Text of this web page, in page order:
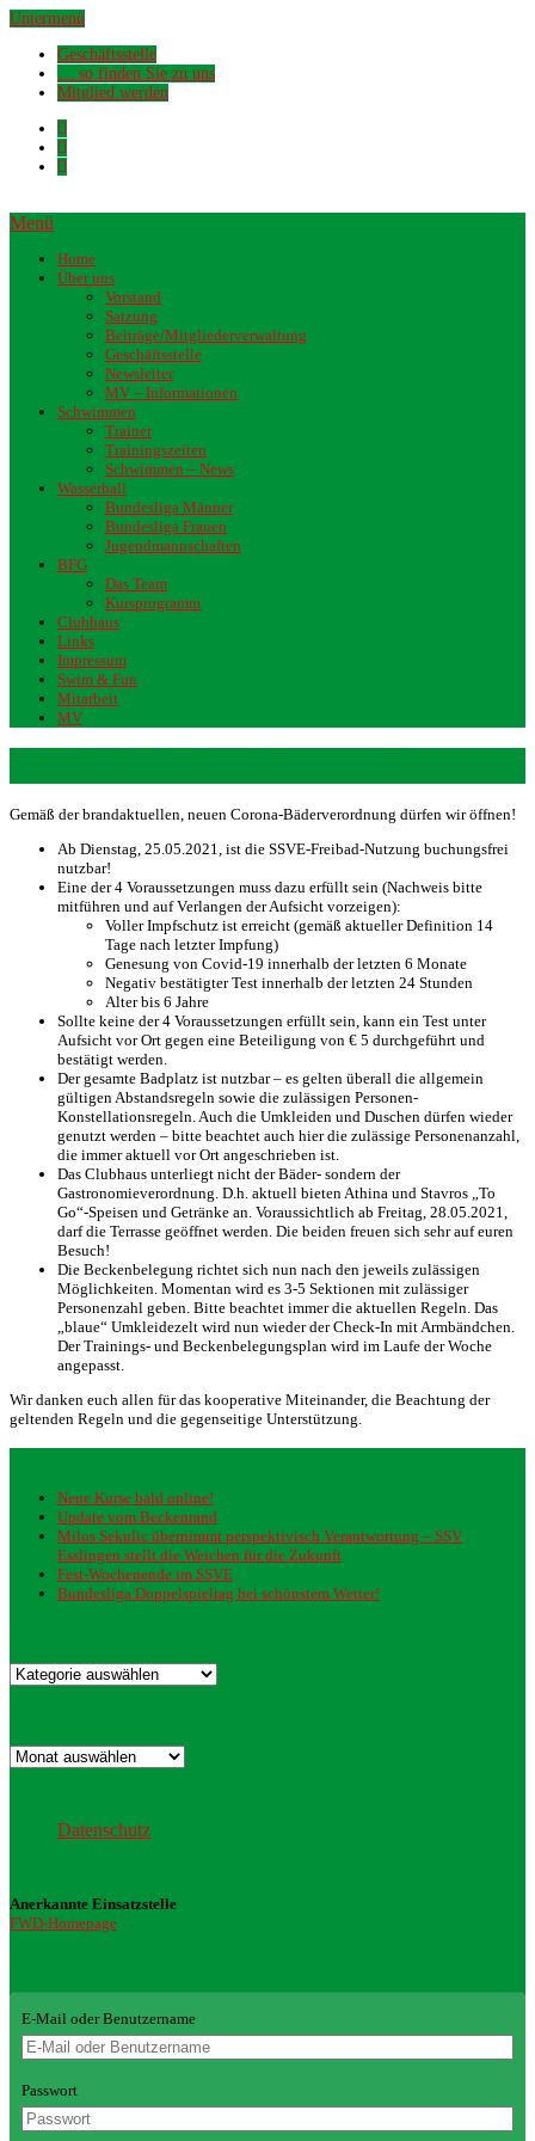
Untermenü
Geschäftsstelle
… so finden Sie zu uns
Mitglied werden
Menü
Home
Über uns
Vorstand
Satzung
Beiträge/Mitgliederverwaltung
Geschäftsstelle
Newsletter
MV – Informationen
Schwimmen
Trainer
Trainingszeiten
Schwimmen – News
Wasserball
Bundesliga Männer
Bundesliga Frauen
Jugendmannschaften
BFG
Das Team
Kursprogramm
Clubhaus
Links
Impressum
Swim & Fun
Mitarbeit
MV
Gemäß der brandaktuellen, neuen Corona-Bäderverordnung dürfen wir öffnen!
Ab Dienstag, 25.05.2021, ist die SSVE-Freibad-Nutzung buchungsfrei
nutzbar!
Eine der 4 Voraussetzungen muss dazu erfüllt sein (Nachweis bitte
mitführen und auf Verlangen der Aufsicht vorzeigen):
Voller Impfschutz ist erreicht (gemäß aktueller Definition 14
Tage nach letzter Impfung)
Genesung von Covid-19 innerhalb der letzten 6 Monate
Negativ bestätigter Test innerhalb der letzten 24 Stunden
Alter bis 6 Jahre
Sollte keine der 4 Voraussetzungen erfüllt sein, kann ein Test unter
Aufsicht vor Ort gegen eine Beteiligung von € 5 durchgeführt und
bestätigt werden.
Der gesamte Badplatz ist nutzbar – es gelten überall die allgemein
gültigen Abstandsregeln sowie die zulässigen Personen-
Konstellationsregeln. Auch die Umkleiden und Duschen dürfen wieder
genutzt werden – bitte beachtet auch hier die zulässige Personenanzahl,
die immer aktuell vor Ort angeschrieben ist.
Das Clubhaus unterliegt nicht der Bäder- sondern der
Gastronomieverordnung. D.h. aktuell bieten Athina und Stavros „To
Go“-Speisen und Getränke an. Voraussichtlich ab Freitag, 28.05.2021,
darf die Terrasse geöffnet werden. Die beiden freuen sich sehr auf euren
Besuch!
Die Beckenbelegung richtet sich nun nach den jeweils zulässigen
Möglichkeiten. Momentan wird es 3-5 Sektionen mit zulässiger
Personenzahl geben. Bitte beachtet immer die aktuellen Regeln. Das
„blaue“ Umkleidezelt wird nun wieder der Check-In mit Armbändchen.
Der Trainings- und Beckenbelegungsplan wird im Laufe der Woche
angepasst.
Wir danken euch allen für das kooperative Miteinander, die Beachtung der
geltenden Regeln und die gegenseitige Unterstützung.
Neue Kurse bald online!
Update vom Beckenrand
Milos Sekulic übernimmt perspektivisch Verantwortung – SSV
Esslingen stellt die Weichen für die Zukunft
Fest-Wochenende im SSVE
Bundesliga Doppelspieltag bei schönstem Wetter!
Kategorien
Archiv
Datenschutz
Anerkannte Einsatzstelle
FWD-Homepage
E-Mail oder Benutzername
Passwort